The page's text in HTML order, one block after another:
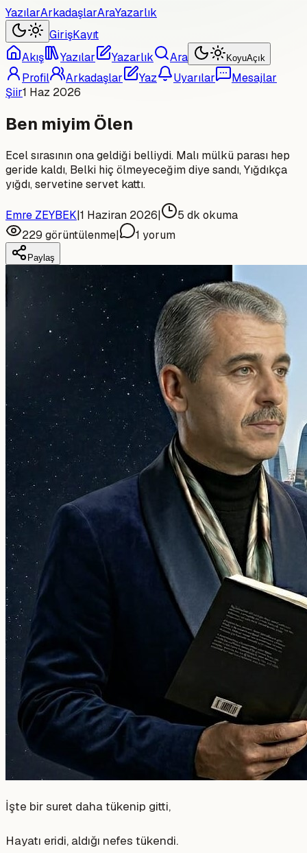
YazılarArkadaşlarAraYazarlık
GirişKayıt
Akış
Yazılar Yazarlık Ara KoyuAçık
Profil Arkadaşlar Yaz Uyarılar
Mesajlar
Şiir1 Haz 2026
Ben miyim Ölen
Ecel sırasının ona geldiği belliydi. Malı mülkü parası hep
geride kaldı, Belki hiç ölmeyeceğim diye sandı, Yığdıkça
yığdı, servetine servet kattı.
Emre ZEYBEK|1 Haziran 2026| 5 dk okuma
229 görüntülenme| 1 yorum
Paylaş
İşte bir suret daha tükenip gitti,
Hayatı eridi, aldığı nefes tükendi.